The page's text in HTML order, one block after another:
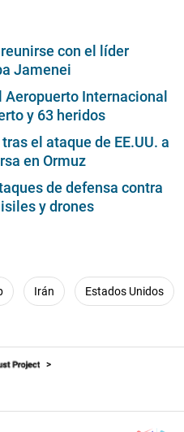
con el líder
Jamenei
Internacional
y 63 heridos
el ataque de EE.UU. a
en Ormuz
de defensa contra
y drones
Irán Estados Unidos